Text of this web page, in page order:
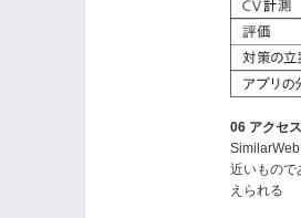
06 アクセ
近いもので
えられる